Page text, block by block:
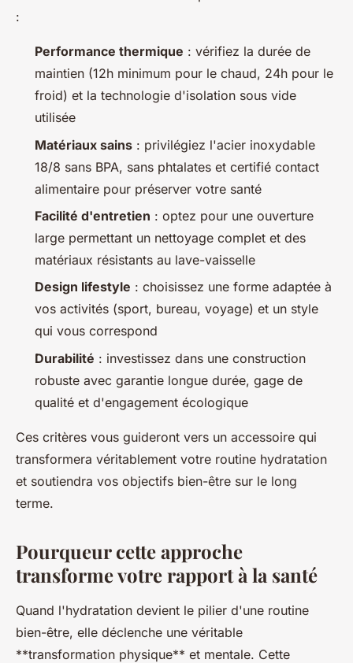
:
Performance thermique : vérifiez la durée de
maintien (12h minimum pour le chaud, 24h pour le
froid) et la technologie d'isolation sous vide
utilisée
Matériaux sains : privilégiez l'acier inoxydable
18/8 sans BPA, sans phtalates et certifié contact
alimentaire pour préserver votre santé
Facilité d'entretien : optez pour une ouverture
large permettant un nettoyage complet et des
matériaux résistants au lave-vaisselle
Design lifestyle : choisissez une forme adaptée à
vos activités (sport, bureau, voyage) et un style
qui vous correspond
Durabilité : investissez dans une construction
robuste avec garantie longue durée, gage de
qualité et d'engagement écologique
Ces critères vous guideront vers un accessoire qui
transformera véritablement votre routine hydratation
et soutiendra vos objectifs bien-être sur le long
terme.
Pourqueur cette approche
transforme votre rapport à la santé
Quand l'hydratation devient le pilier d'une routine
bien-être, elle déclenche une véritable
**transformation physique** et mentale. Cette